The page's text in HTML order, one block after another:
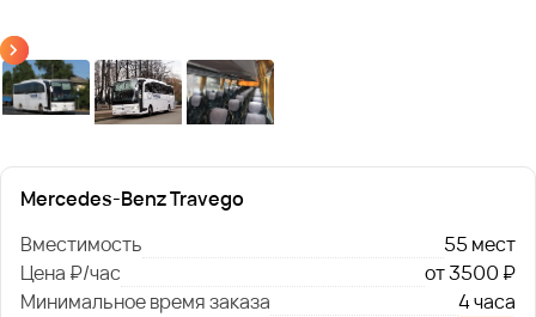
Mercedes-Benz Travego
Вместимость
55 мест
Цена ₽/час
от 3500 ₽
Минимальное время заказа
4 часа